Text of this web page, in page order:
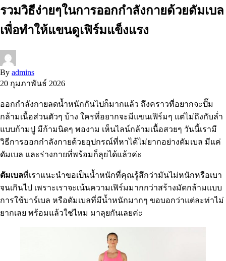
รวมวิธีง่ายๆในการออกกำลังกายด้วยดัมเบล
เพื่อทำให้แขนดูเฟิร์มแข็งแรง
By admins
20 กุมภาพันธ์ 2026
ออกกำลังกายลดน้ำหนักกันไปก็มากแล้ว ถึงคราวที่อยากจะปั๊ม
กล้ามเนื้อส่วนตัวๆ บ้าง ใครที่อยากจะมีแขนเฟิร์มๆ แต่ไม่ถึงกับล่ำ
แบบก้ามปู มีก้ามนิดๆ พองาม เห็นไลน์กล้ามเนื้อสวยๆ วันนี้เรามี
วิธีการออกกำลังกายด้วยอุปกรณ์ที่หาได้ไม่ยากอย่างดัมเบล มีแค่
ดัมเบล และร่างกายที่พร้อมก็ลุยได้แล้วค่ะ
ดัมเบลที่เราแนะนำขอเป็นน้ำหนักที่คุณรู้สึกว่ามันไม่หนักหรือเบา
จนเกินไป เพราะเราจะเน้นความเฟิร์มมากกว่าสร้างมัดกล้ามแบบ
การใช้บาร์เบล หรือดัมเบลที่มีน้ำหนักมากๆ ขอบอกว่าแต่ละท่าไม่
ยากเลย พร้อมแล้วใช่ไหม มาลุยกันเลยค่ะ